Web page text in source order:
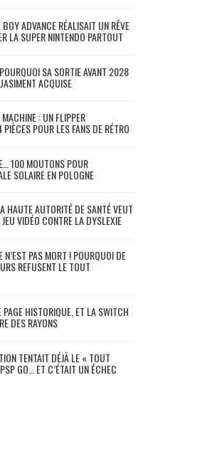
ADVANCE RÉALISAIT UN RÊVE
LA SUPER NINTENDO PARTOUT
SA SORTIE AVANT 2028
ACQUISE
: UN FLIPPER
POUR LES FANS DE RÉTRO
100 MOUTONS POUR
SOLAIRE EN POLOGNE
HAUTE AUTORITÉ DE SANTÉ VEUT
VIDÉO CONTRE LA DYSLEXIE
N’EST PAS MORT ! POURQUOI DE
REFUSENT LE TOUT
PAGE HISTORIQUE, ET LA SWITCH
DES RAYONS
TENTAIT DÉJÀ LE « TOUT
GO… ET C’ÉTAIT UN ÉCHEC